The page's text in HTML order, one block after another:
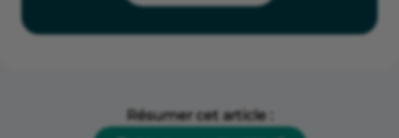
Résumer cet article :